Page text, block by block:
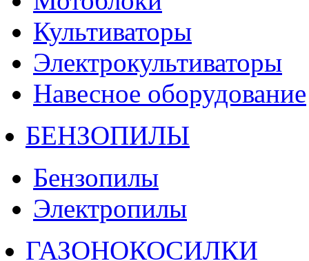
Культиваторы
Электрокультиваторы
Навесное оборудование
БЕНЗОПИЛЫ
Бензопилы
Электропилы
ГАЗОНОКОСИЛКИ